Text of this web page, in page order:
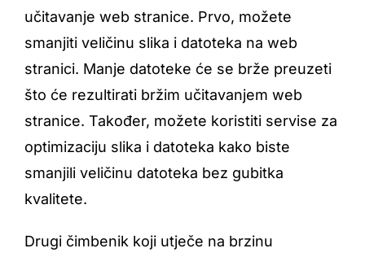
učitavanje web stranice. Prvo, možete
smanjiti veličinu slika i datoteka na web
stranici. Manje datoteke će se brže preuzeti
što će rezultirati bržim učitavanjem web
stranice. Također, možete koristiti servise za
optimizaciju slika i datoteka kako biste
smanjili veličinu datoteka bez gubitka
kvalitete.
Drugi čimbenik koji utječe na brzinu